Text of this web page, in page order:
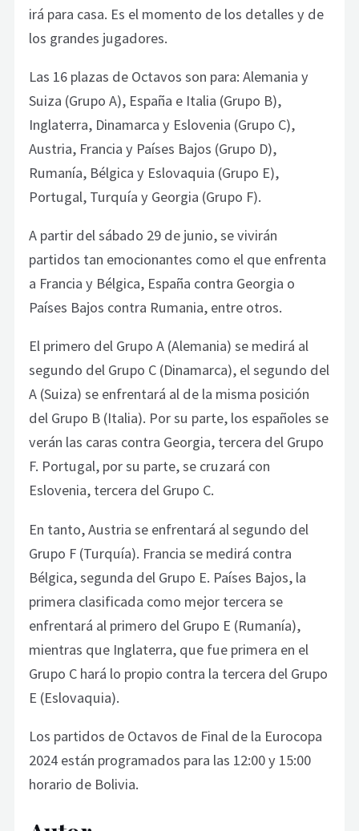
irá para casa. Es el momento de los detalles y de
los grandes jugadores.
Las 16 plazas de Octavos son para: Alemania y
Suiza (Grupo A), España e Italia (Grupo B),
Inglaterra, Dinamarca y Eslovenia (Grupo C),
Austria, Francia y Países Bajos (Grupo D),
Rumanía, Bélgica y Eslovaquia (Grupo E),
Portugal, Turquía y Georgia (Grupo F).
A partir del sábado 29 de junio, se vivirán
partidos tan emocionantes como el que enfrenta
a Francia y Bélgica, España contra Georgia o
Países Bajos contra Rumania, entre otros.
El primero del Grupo A (Alemania) se medirá al
segundo del Grupo C (Dinamarca), el segundo del
A (Suiza) se enfrentará al de la misma posición
del Grupo B (Italia). Por su parte, los españoles se
verán las caras contra Georgia, tercera del Grupo
F. Portugal, por su parte, se cruzará con
Eslovenia, tercera del Grupo C.
En tanto, Austria se enfrentará al segundo del
Grupo F (Turquía). Francia se medirá contra
Bélgica, segunda del Grupo E. Países Bajos, la
primera clasificada como mejor tercera se
enfrentará al primero del Grupo E (Rumanía),
mientras que Inglaterra, que fue primera en el
Grupo C hará lo propio contra la tercera del Grupo
E (Eslovaquia).
Los partidos de Octavos de Final de la Eurocopa
2024 están programados para las 12:00 y 15:00
horario de Bolivia.